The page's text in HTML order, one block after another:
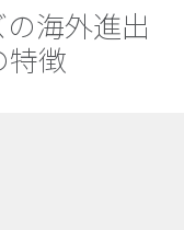
海外進出
特徴